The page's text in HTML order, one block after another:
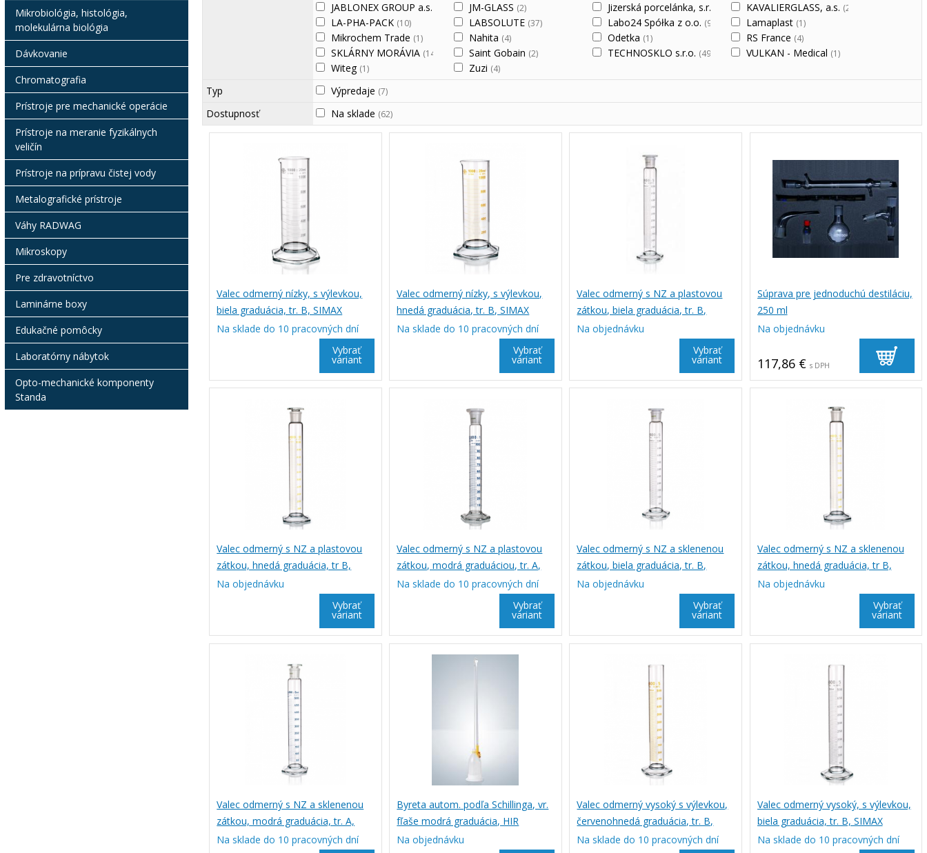
JABLONEX GROUP a.s. JM-GLASS (2) Jizerská porcelánka, s.r.o. (36) KAVALIERGLASS, a.s. (285)
LA-PHA-PACK (10) LABSOLUTE (37) Labo24 Spółka z o.o. (9) Lamaplast (1)
Mikrochem Trade (1) Nahita (4) Odetka (1) RS France (4)
SKLÁRNY MORÁVIA (14) Saint Gobain (2) TECHNOSKLO s.r.o. (49) VULKAN - Medical (1)
Witeg (1) Zuzi (4)
Typ Výpredaje (7)
Dostupnosť Na sklade (62)
Valec odmerný nízky, s výlevkou,
biela graduácia, tr. B, SIMAX
Na sklade do 10 pracovných dní
Vybrať
variant
Valec odmerný nízky, s výlevkou,
hnedá graduácia, tr. B, SIMAX
Na sklade do 10 pracovných dní
Vybrať
variant
Valec odmerný s NZ a plastovou
zátkou, biela graduácia, tr. B,
SIMAX
Na objednávku
Vybrať
variant
Súprava pre jednoduchú destiláciu,
250 ml
Na objednávku
117,86 € s DPH
Valec odmerný s NZ a plastovou
zátkou, hnedá graduácia, tr B,
SIMAX
Na objednávku
Vybrať
variant
Valec odmerný s NZ a plastovou
zátkou, modrá graduáciou, tr. A,
SIMAX
Na sklade do 10 pracovných dní
Vybrať
variant
Valec odmerný s NZ a sklenenou
zátkou, biela graduácia, tr. B,
SIMAX
Na objednávku
Vybrať
variant
Valec odmerný s NZ a sklenenou
zátkou, hnedá graduácia, tr B,
SIMAX
Na objednávku
Vybrať
variant
Valec odmerný s NZ a sklenenou
zátkou, modrá graduácia, tr. A,
SIMAX
Na sklade do 10 pracovných dní
Byreta autom. podľa Schillinga, vr.
fľaše modrá graduácia, HIR
Na objednávku
Valec odmerný vysoký s výlevkou,
červenohnedá graduácia, tr. B,
SIMAX
Na sklade do 10 pracovných dní
Valec odmerný vysoký, s výlevkou,
biela graduácia, tr. B, SIMAX
Na sklade do 10 pracovných dní
Mikrobiológia, histológia,
molekulárna biológia
Dávkovanie
Chromatografia
Prístroje pre mechanické operácie
Prístroje na meranie fyzikálnych
veličín
Prístroje na prípravu čistej vody
Metalografické prístroje
Váhy RADWAG
Mikroskopy
Pre zdravotníctvo
Laminárne boxy
Edukačné pomôcky
Laboratórny nábytok
Opto-mechanické komponenty
Standa